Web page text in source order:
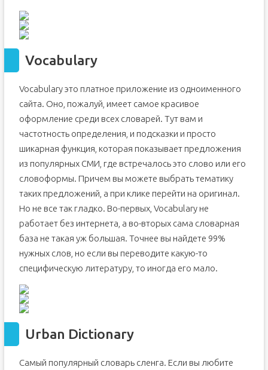
Vocabulary
Vocabulary это платное приложение из одноименного
сайта. Оно, пожалуй, имеет самое красивое
оформление среди всех словарей. Тут вам и
частотность определения, и подсказки и просто
шикарная функция, которая показывает предложения
из популярных СМИ, где встречалось это слово или его
словоформы. Причем вы можете выбрать тематику
таких предложений, а при клике перейти на оригинал.
Но не все так гладко. Во-первых, Vocabulary не
работает без интернета, а во-вторых сама словарная
база не такая уж большая. Точнее вы найдете 99%
нужных слов, но если вы переводите какую-то
специфическую литературу, то иногда его мало.
Urban Dictionary
Самый популярный словарь сленга. Если вы любите